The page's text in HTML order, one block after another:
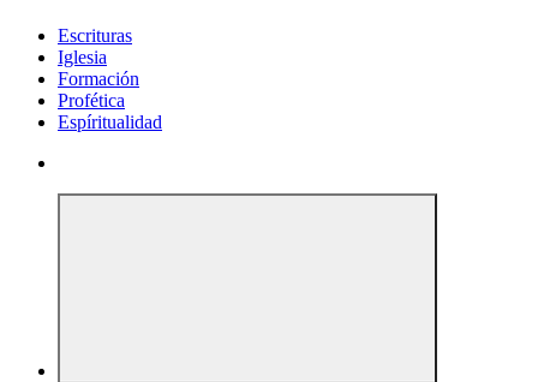
Escrituras
Iglesia
Formación
Profética
Espíritualidad